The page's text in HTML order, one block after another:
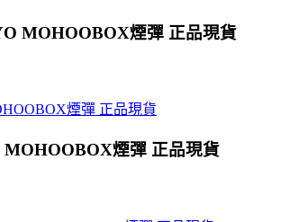
MOHOOBOX煙彈 正品現貨
煙彈 正品現貨